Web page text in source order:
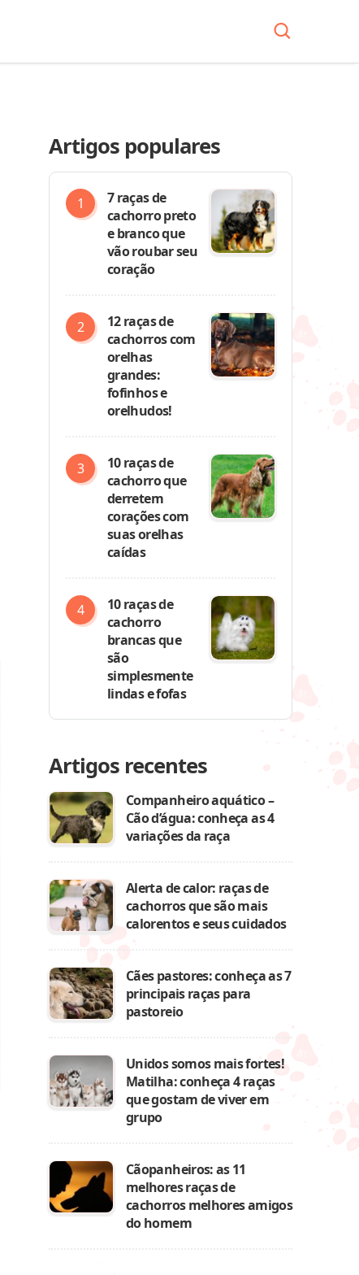
Artigos populares
7 raças de
cachorro preto
e branco que
vão roubar seu
coração
12 raças de
cachorros com
orelhas
grandes:
fofinhos e
orelhudos!
10 raças de
cachorro que
derretem
corações com
suas orelhas
caídas
10 raças de
cachorro
brancas que
são
simplesmente
lindas e fofas
Artigos recentes
Companheiro aquático –
Cão d’água: conheça as 4
variações da raça
Alerta de calor: raças de
cachorros que são mais
calorentos e seus cuidados
Cães pastores: conheça as 7
principais raças para
pastoreio
Unidos somos mais fortes!
Matilha: conheça 4 raças
que gostam de viver em
grupo
Cãopanheiros: as 11
melhores raças de
cachorros melhores amigos
do homem